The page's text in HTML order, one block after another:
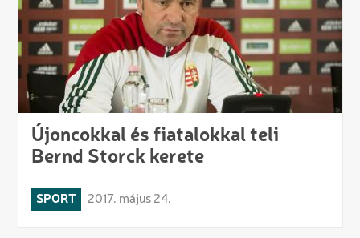
Újoncokkal és fiatalokkal teli
Bernd Storck kerete
SPORT 2017. május 24.